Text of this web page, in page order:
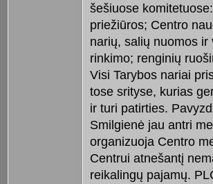
šešiuose
priežiūros; Centro
narių, salių nuomos ir
rinkimo; renginių
Visi Tarybos nariai
tose srityse, kurias
ir turi patirties.
Smilgienė jau antri
organizuoja Centro
Centrui atnešantį
reikalingų pajamų.